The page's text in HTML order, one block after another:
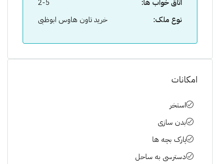
اتاق خواب ها:
2-5
نوع ملک:
خرید تاون هاوس ابوظبی
امکانات
استخر
بدن سازی
پارک بچه ها
دسترسی به ساحل